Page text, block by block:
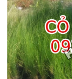
PHẨM
DỊCH
VỤ
KỸ